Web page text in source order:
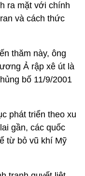
ra mặt với chính
và cách thức
thăm này, ông
Ả rập xê út là
bố 11/9/2001
phát triển theo xu
gần, các quốc
từ bỏ vũ khí Mỹ